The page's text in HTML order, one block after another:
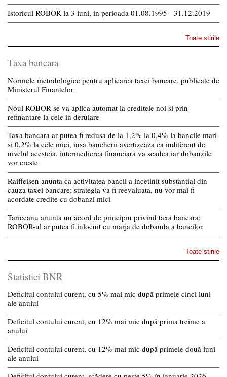
Istoricul ROBOR la 3 luni, in perioada 01.08.1995 - 31.12.2019
Toate stirile
Taxa bancara
Normele metodologice pentru aplicarea taxei bancare, publicate de
Ministerul Finantelor
Noul ROBOR se va aplica automat la creditele noi si prin
refinantare la cele in derulare
Taxa bancara ar putea fi redusa de la 1,2% la 0,4% la bancile mari
si 0,2% la cele mici, insa bancherii avertizeaza ca indiferent de
nivelul acesteia, intermedierea financiara va scadea iar dobanzile
vor creste
Raiffeisen anunta ca activitatea bancii a incetinit substantial din
cauza taxei bancare; strategia va fi reevaluata, nu vor mai fi
acordate credite cu dobanzi mici
Tariceanu anunta un acord de principiu privind taxa bancara:
ROBOR-ul ar putea fi inlocuit cu marja de dobanda a bancilor
Toate stirile
Statistici BNR
Deficitul contului curent, cu 5% mai mic după primele cinci luni
ale anului
Deficitul contului curent, cu 12% mai mic după prima treime a
anului
Deficitul contului curent, cu 12% mai mic după primele două luni
ale anului